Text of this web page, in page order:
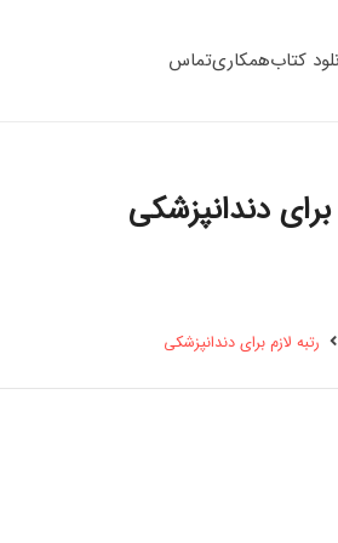
کتابهمکاریتماس
برای دندانپزشکی
رتبه لازم برای دندانپزشکی